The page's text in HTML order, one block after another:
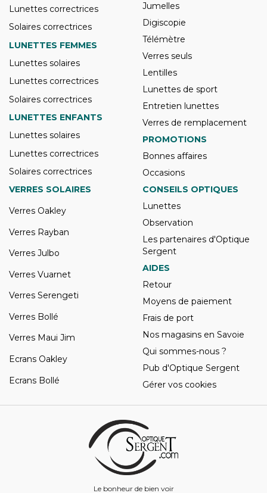
Le bonheur de bien voir
Lunettes correctrices
Solaires correctrices
LUNETTES FEMMES
Lunettes solaires
Lunettes correctrices
Solaires correctrices
LUNETTES ENFANTS
Lunettes solaires
Lunettes correctrices
Solaires correctrices
Jumelles
Digiscopie
Télémètre
Verres seuls
Lentilles
Lunettes de sport
Entretien lunettes
Verres de remplacement
PROMOTIONS
Bonnes affaires
Occasions
VERRES SOLAIRES
Verres Oakley
Verres Rayban
Verres Julbo
Verres Vuarnet
Verres Serengeti
Verres Bollé
Verres Maui Jim
Ecrans Oakley
Ecrans Bollé
CONSEILS OPTIQUES
Lunettes
Observation
Les partenaires d'Optique
Sergent
AIDES
Retour
Moyens de paiement
Frais de port
Nos magasins en Savoie
Qui sommes-nous ?
Pub d'Optique Sergent
Gérer vos cookies